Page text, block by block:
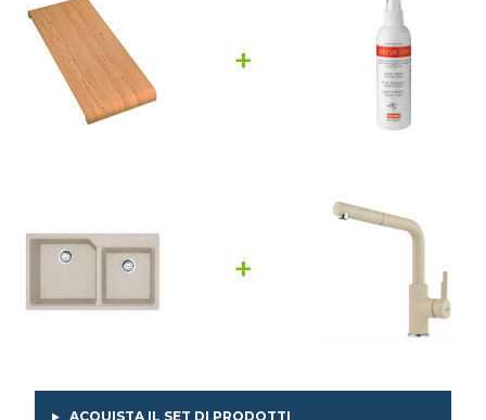
+
+
ACQUISTA IL SET DI PRODOTTI